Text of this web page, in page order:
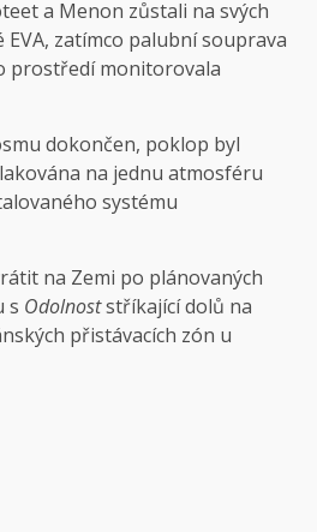
a Menon zůstali na svých
EVA, zatímco palubní souprava
prostředí monitorovala
dokončen, poklop byl
na jednu atmosféru
systému
na Zemi po plánovaných
s Odolnoststříkající dolů na
přistávacích zón u